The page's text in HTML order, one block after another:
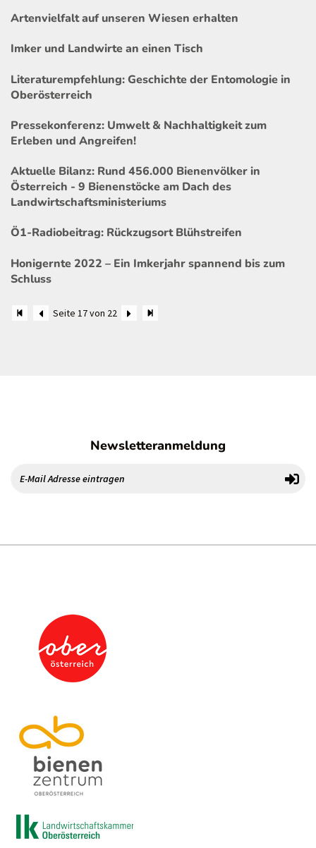
Artenvielfalt auf unseren Wiesen erhalten
Imker und Landwirte an einen Tisch
Literaturempfehlung: Geschichte der Entomologie in
Oberösterreich
Pressekonferenz: Umwelt & Nachhaltigkeit zum
Erleben und Angreifen!
Aktuelle Bilanz: Rund 456.000 Bienenvölker in
Österreich - 9 Bienenstöcke am Dach des
Landwirtschaftsministeriums
Ö1-Radiobeitrag: Rückzugsort Blühstreifen
Honigernte 2022 – Ein Imkerjahr spannend bis zum
Schluss
Seite 17 von 22
Newsletteranmeldung